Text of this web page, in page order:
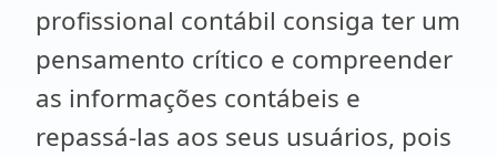
profissional contábil consiga ter um
pensamento crítico e compreender
as informações contábeis e
repassá-las aos seus usuários, pois